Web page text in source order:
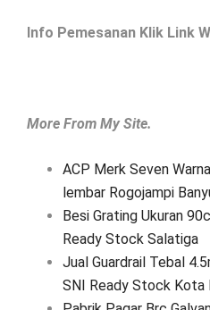
Info Pemesanan Klik Link
More From My Site.
ACP Merk Seven
lembar Rogojampi
Besi Grating Ukuran
Ready Stock Salatiga
Jual Guardrail Tebal
SNI Ready Stock Kota